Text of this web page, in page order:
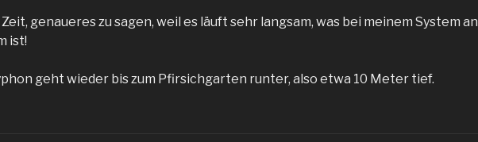
genaueres zu sagen, weil es läuft sehr langsam, was bei meinem System an
ist!
geht wieder bis zum Pfirsichgarten runter, also etwa 10 Meter tief.